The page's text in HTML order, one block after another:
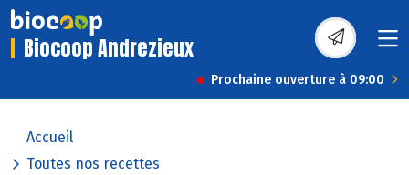
Biocoop Andrezieux
Prochaine ouverture à 09:00
Accueil
Toutes nos recettes